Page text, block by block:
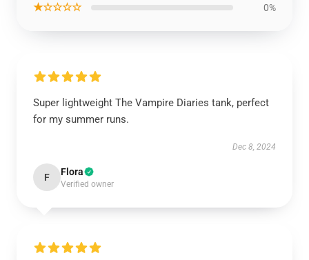
★☆☆☆☆ 0%
Super lightweight The Vampire Diaries tank, perfect
for my summer runs.
Dec 8, 2024
F Flora
Verified owner